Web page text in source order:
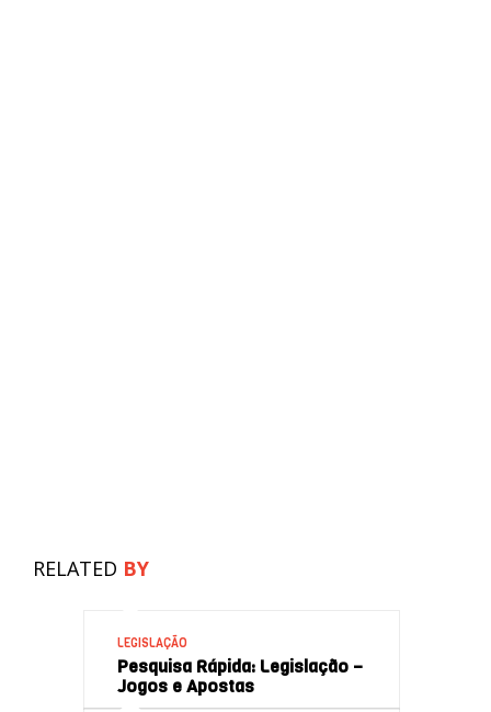
RELATED BY
LEGISLAÇÃO
Pesquisa Rápida: Legislação –
Jogos e Apostas